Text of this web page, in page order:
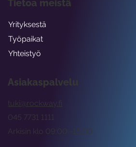
Asiakaspalvelu
tuki@rockway.fi
Arkisin klo 09:00 -15:00
045 7731 1111
Tietoa meistä
Yrityksestä
Työpaikat
Yhteistyö